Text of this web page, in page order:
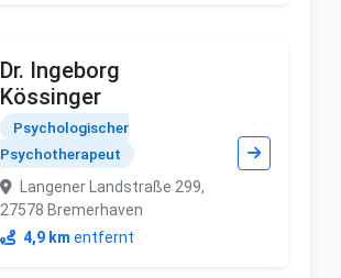
Dr. Ingeborg
Kössinger
Psychologischer
Psychotherapeut
Langener Landstraße 299,
27578 Bremerhaven
4,9 km entfernt